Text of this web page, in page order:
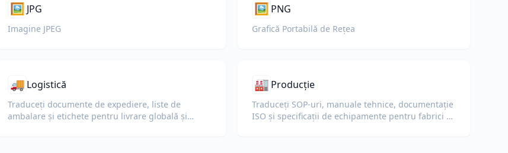
🖼️ JPG
Imagine JPEG
🖼️ PNG
Grafică Portabilă de Rețea
🚚 Logistică
Traduceți documente de expediere, liste de
ambalare și etichete pentru livrare globală și
🏭 Producție
Traduceți SOP-uri, manuale tehnice, documentație
ISO și specificații de echipamente pentru fabrici și